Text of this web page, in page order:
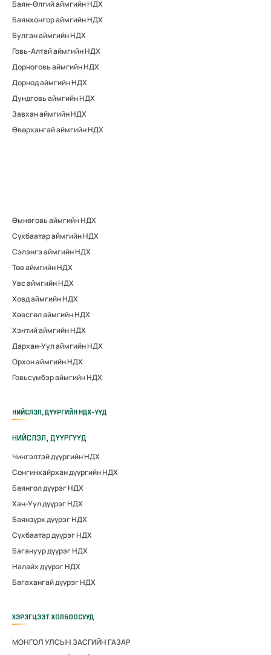
Баян-Өлгий аймгийн НДХ
Баянхонгор аймгийн НДХ
Булган аймгийн НДХ
Говь-Алтай аймгийн НДХ
Дорноговь аймгийн НДХ
Дорнод аймгийн НДХ
Дундговь аймгийн НДХ
Завхан аймгийн НДХ
Өвөрхангай аймгийн НДХ
Өмнөговь аймгийн НДХ
Сүхбаатар аймгийн НДХ
Сэлэнгэ аймгийн НДХ
Төв аймгийн НДХ
Увс аймгийн НДХ
Ховд аймгийн НДХ
Хөвсгөл аймгийн НДХ
Хэнтий аймгийн НДХ
Дархан-Уул аймгийн НДХ
Орхон аймгийн НДХ
Говьсүмбэр аймгийн НДХ
НИЙСЛЭЛ, ДҮҮРГИЙН НДХ-ҮҮД
НИЙСЛЭЛ, ДҮҮРГҮҮД
Чингэлтэй дүүргийн НДХ
Сонгинхайрхан дүүргийн НДХ
Баянгол дүүрэг НДХ
Хан-Уул дүүрэг НДХ
Баянзүрх дүүрэг НДХ
Сүхбаатар дүүрэг НДХ
Багануур дүүрэг НДХ
Налайх дүүрэг НДХ
Багахангай дүүрэг НДХ
ХЭРЭГЦЭЭТ ХОЛБООСУУД
МОНГОЛ УЛСЫН ЗАСГИЙН ГАЗАР